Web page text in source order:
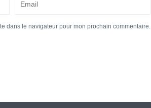
dans le navigateur pour mon prochain commentaire.